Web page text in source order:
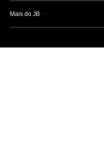
Mais do JB
Esportes